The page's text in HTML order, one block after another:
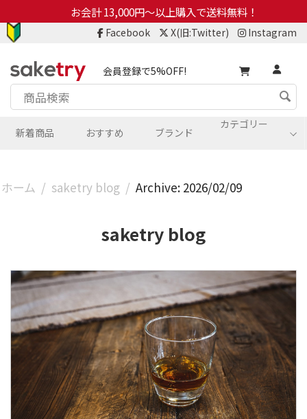
お会計 13,000円～以上購入で送料無料！
Facebook X(旧:Twitter) Instagram
会員登録で5%OFF!
カテゴリー
新着商品 おすすめ ブランド
ホーム / saketry blog / Archive: 2026/02/09
saketry blog